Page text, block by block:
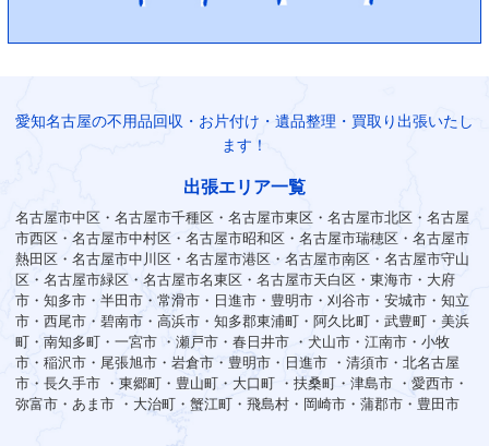
愛知名古屋の不用品回収・お片付け・遺品整理・買取り出張いたし
ます！
出張エリア一覧
名古屋市中区・名古屋市千種区・名古屋市東区・名古屋市北区・名古屋
市西区・名古屋市中村区・名古屋市昭和区・名古屋市瑞穂区・名古屋市
熱田区・名古屋市中川区・名古屋市港区・名古屋市南区・名古屋市守山
区・名古屋市緑区・名古屋市名東区・名古屋市天白区・東海市・大府
市・知多市・半田市・常滑市・日進市・豊明市・刈谷市・安城市・知立
市・西尾市・碧南市・高浜市・知多郡東浦町・阿久比町・武豊町・美浜
町・南知多町・一宮市 ・瀬戸市・春日井市 ・犬山市・江南市・小牧
市・稲沢市・尾張旭市・岩倉市・豊明市・日進市 ・清須市・北名古屋
市・長久手市 ・東郷町・豊山町・大口町 ・扶桑町・津島市 ・愛西市・
弥富市・あま市 ・大治町・蟹江町・飛島村・岡崎市・蒲郡市・豊田市